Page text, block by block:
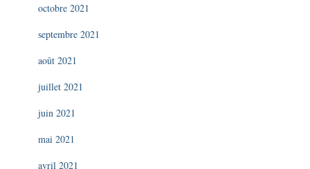
octobre 2021
septembre 2021
août 2021
juillet 2021
juin 2021
mai 2021
avril 2021